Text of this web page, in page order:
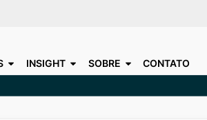
content
INSIGHT SOBRE CONTATO